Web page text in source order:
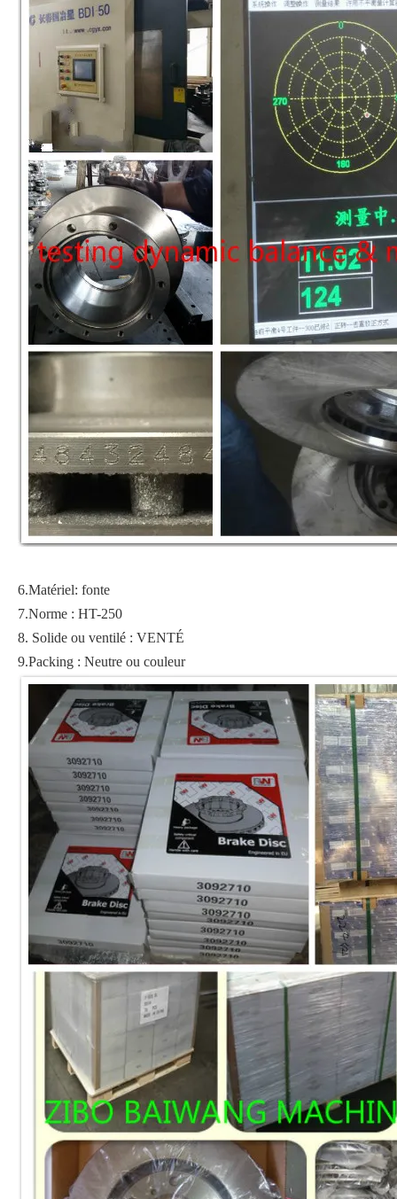
6.Matériel: fonte
7.Norme : HT-250
8. Solide ou ventilé : VENTÉ
9.Packing : Neutre ou couleur